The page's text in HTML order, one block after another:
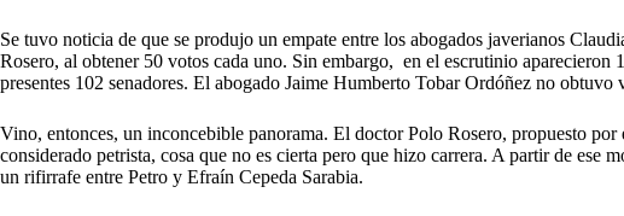
Se tuvo noticia de que se produjo un empate entre los abogados javerianos
Rosero, al obtener 50 votos cada uno. Sin embargo, en el escrutinio aparecieron
presentes 102 senadores. El abogado Jaime Humberto Tobar Ordóñez no obtuvo
Vino, entonces, un inconcebible panorama. El doctor Polo Rosero, propuesto
considerado petrista, cosa que no es cierta pero que hizo carrera. A partir de ese
un rifirrafe entre Petro y Efraín Cepeda Sarabia.